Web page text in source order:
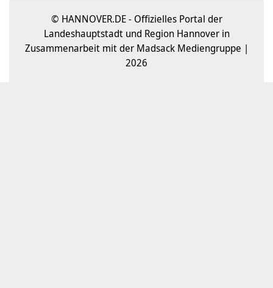
© HANNOVER.DE - Offizielles Portal der
Landeshauptstadt und Region Hannover in
Zusammenarbeit mit der Madsack Mediengruppe |
2026